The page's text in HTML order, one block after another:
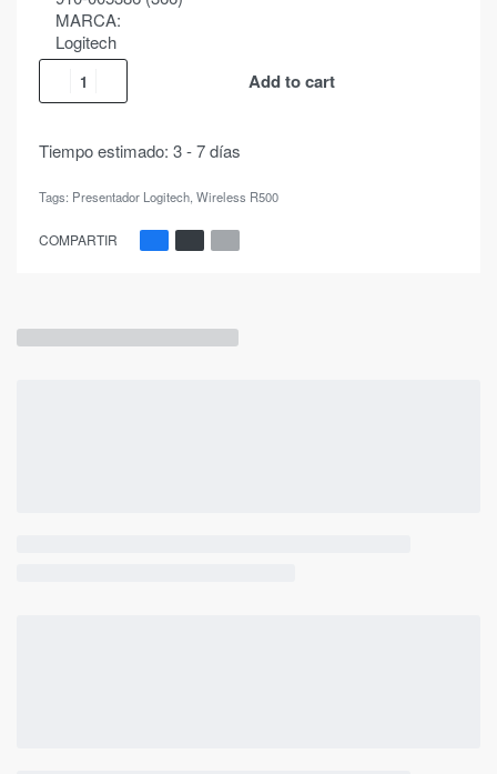
MARCA:
Logitech
Add to cart
Tiempo estimado: 3 - 7 días
Tags: Presentador Logitech Wireless R500
COMPARTIR